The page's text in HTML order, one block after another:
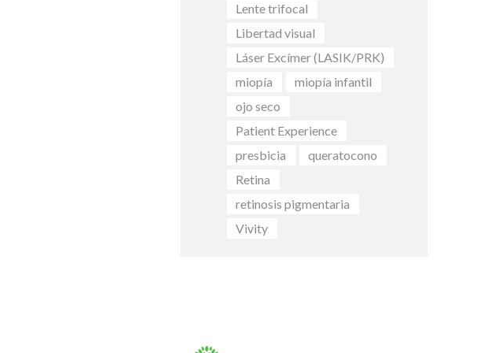
Lente trifocal
Libertad visual
Láser Excímer (LASIK/PRK)
miopía
miopía infantil
ojo seco
Patient Experience
presbicia
queratocono
Retina
retinosis pigmentaria
Vivity